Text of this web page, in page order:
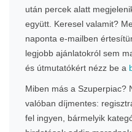
után percek alatt
együtt. Keresel valamit?
naponta e-mailben
legjobb ajánlatokról sem
és útmutatókért nézz be a
Miben más a Szuperpiac?
valóban díjmentes:
fel ingyen, bármelyik